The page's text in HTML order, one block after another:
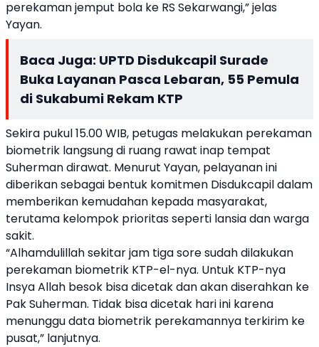
perekaman jemput bola ke RS Sekarwangi,” jelas
Yayan.
Baca Juga: UPTD Disdukcapil Surade
Buka Layanan Pasca Lebaran, 55 Pemula
di Sukabumi Rekam KTP
Sekira pukul 15.00 WIB, petugas melakukan perekaman
biometrik langsung di ruang rawat inap tempat
Suherman dirawat. Menurut Yayan, pelayanan ini
diberikan sebagai bentuk komitmen Disdukcapil dalam
memberikan kemudahan kepada masyarakat,
terutama kelompok prioritas seperti lansia dan warga
sakit.
“Alhamdulillah sekitar jam tiga sore sudah dilakukan
perekaman biometrik KTP-el-nya. Untuk KTP-nya
Insya Allah besok bisa dicetak dan akan diserahkan ke
Pak Suherman. Tidak bisa dicetak hari ini karena
menunggu data biometrik perekamannya terkirim ke
pusat,” lanjutnya.